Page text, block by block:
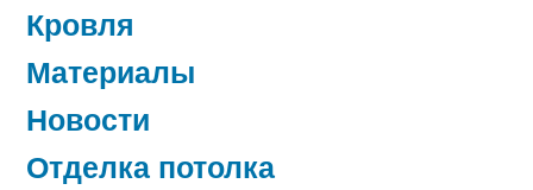
Кровля
Материалы
Новости
Отделка потолка